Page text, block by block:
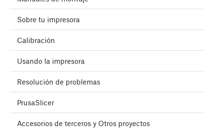
Sobre tu impresora
Calibración
Usando la impresora
Resolución de problemas
PrusaSlicer
Accesorios de terceros y Otros proyectos